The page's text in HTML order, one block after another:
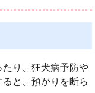
り、狂犬病予防や
と、預かりを断ら